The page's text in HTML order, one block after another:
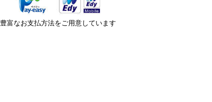
豊富なお支払方法をご用意しています